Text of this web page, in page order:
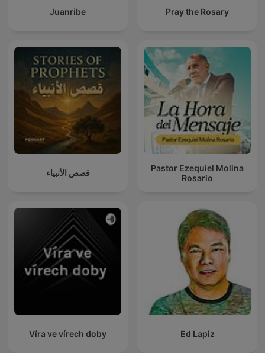
Juanribe Pray the Rosary
قصص الأنبياء
Pastor Ezequiel Molina
Rosario
Víra ve vírech doby Ed Lapiz